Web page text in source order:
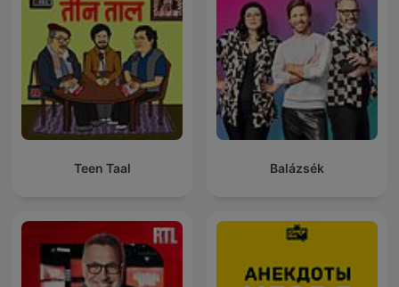
Teen Taal Balázsék